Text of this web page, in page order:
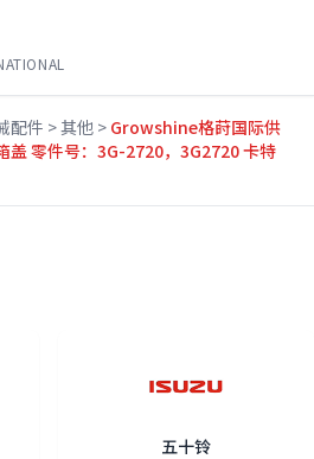
配件 >其他 > Growshine格莳国际供
盖 零件号：3G-2720，3G2720 卡特
五十铃